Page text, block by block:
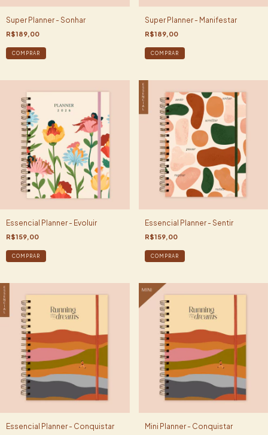
Super Planner - Sonhar
R$189,00
COMPRAR
Super Planner - Manifestar
R$189,00
COMPRAR
Essencial Planner - Evoluir
R$159,00
COMPRAR
Essencial Planner - Sentir
R$159,00
COMPRAR
Essencial Planner - Conquistar Mini Planner - Conquistar